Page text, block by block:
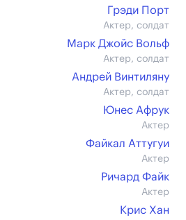
Грэди Порт
Актер, солдат
Марк Джойс Вольф
Актер, солдат
Андрей Винтиляну
Актер, солдат
Юнес Афрук
Актер
Файкал Аттугуи
Актер
Ричард Файк
Актер
Крис Хан